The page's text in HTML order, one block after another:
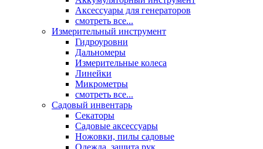
Аксессуары для генераторов
смотреть все...
Измерительный инструмент
Гидроуровни
Дальномеры
Измерительные колеса
Линейки
Микрометры
смотреть все...
Садовый инвентарь
Секаторы
Садовые аксессуары
Ножовки, пилы садовые
Одежда, защита рук